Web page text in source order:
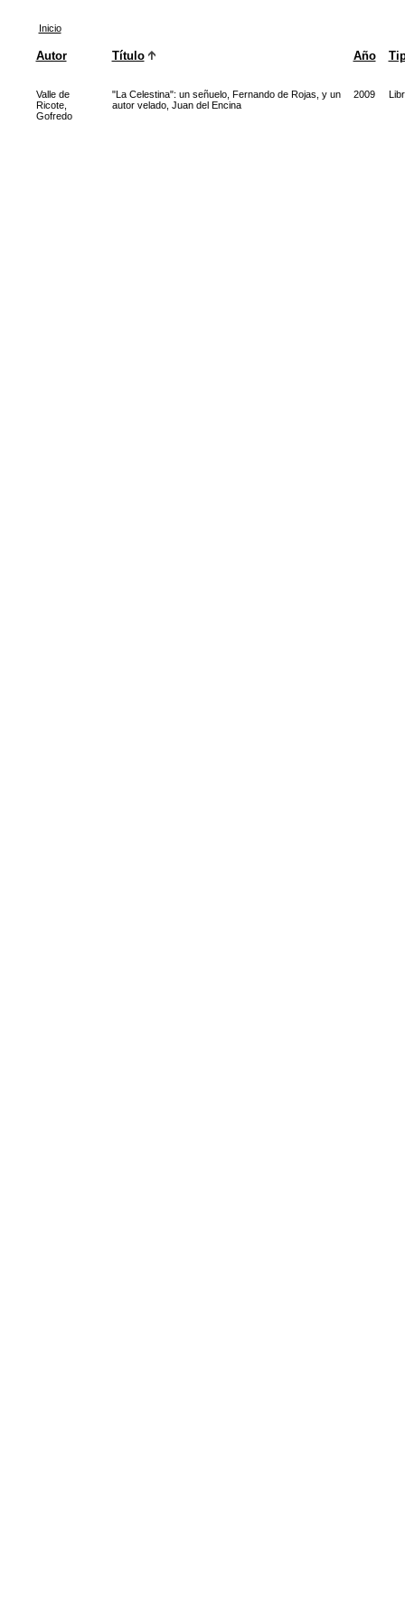
Inicio
Autor Título Año
Valle de
Ricote,
Gofredo
"La Celestina": un señuelo, Fernando de Rojas, y un
autor velado, Juan del Encina
2009